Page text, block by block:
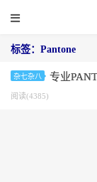
标签：Pantone
杂七杂八 专业
阅读(4385)